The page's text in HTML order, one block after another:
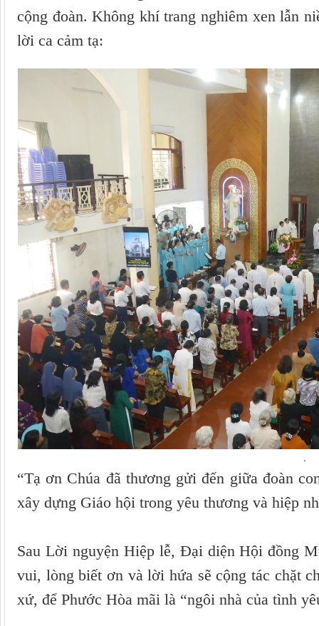
cộng đoàn. Không khí trang nghiêm xen lẫn
lời ca cảm tạ:
.
“Tạ ơn Chúa đã thương gửi đến giữa đoàn
xây dựng Giáo hội trong yêu thương và hiệp
Sau Lời nguyện Hiệp lễ, Đại diện Hội đồng
vui, lòng biết ơn và lời hứa sẽ cộng tác chặt
xứ, để Phước Hòa mãi là “ngôi nhà của tình